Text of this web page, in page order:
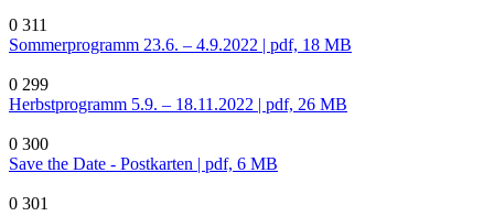
0 311
Sommerprogramm 23.6. – 4.9.2022 | pdf, 18 MB
0 299
Herbstprogramm 5.9. – 18.11.2022 | pdf, 26 MB
0 300
Save the Date - Postkarten | pdf, 6 MB
0 301